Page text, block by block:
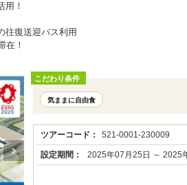
用！
往復送迎バス利用
在！
こだわり条件
気ままに自由食
ツアーコード： 521-0001-230009
設定期間： 2025年07月25日 ～ 2025